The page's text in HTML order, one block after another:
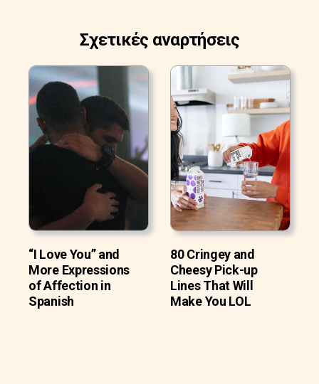
Σχετικές αναρτήσεις
“I Love You” and
More Expressions
of Affection in
Spanish
80 Cringey and
Cheesy Pick-up
Lines That Will
Make You LOL